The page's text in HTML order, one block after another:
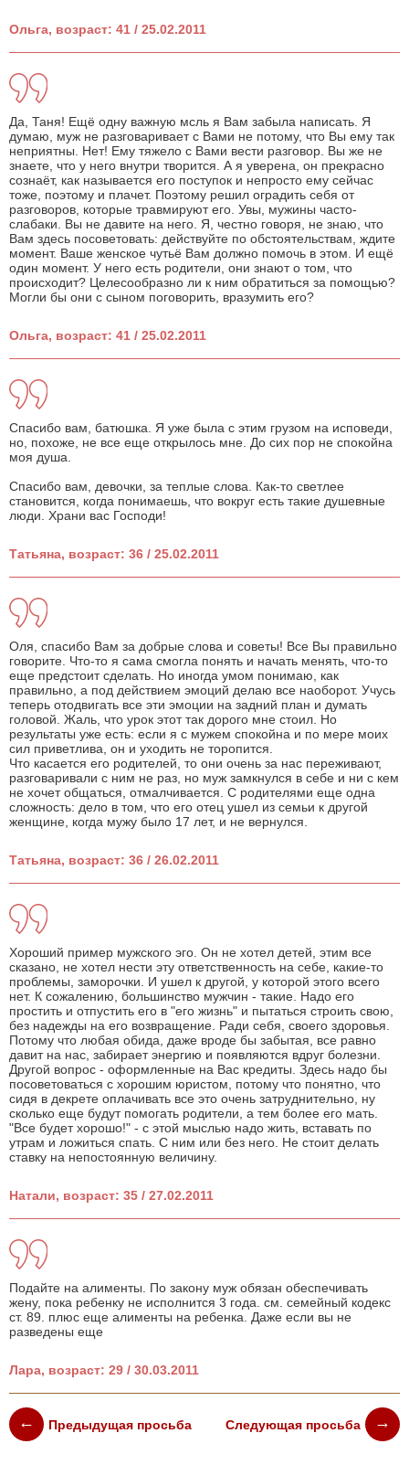
Ольга, возраст: 41 / 25.02.2011
Да, Таня! Ещё одну важную мсль я Вам забыла написать. Я
думаю, муж не разговаривает с Вами не потому, что Вы ему так
неприятны. Нет! Ему тяжело с Вами вести разговор. Вы же не
знаете, что у него внутри творится. А я уверена, он прекрасно
сознаёт, как называется его поступок и непросто ему сейчас
тоже, поэтому и плачет. Поэтому решил оградить себя от
разговоров, которые травмируют его. Увы, мужины часто-
слабаки. Вы не давите на него. Я, честно говоря, не знаю, что
Вам здесь посоветовать: действуйте по обстоятельствам, ждите
момент. Ваше женское чутьё Вам должно помочь в этом. И ещё
один момент. У него есть родители, они знают о том, что
происходит? Целесообразно ли к ним обратиться за помощью?
Могли бы они с сыном поговорить, вразумить его?
Ольга, возраст: 41 / 25.02.2011
Спасибо вам, батюшка. Я уже была с этим грузом на исповеди,
но, похоже, не все еще открылось мне. До сих пор не спокойна
моя душа.
Спасибо вам, девочки, за теплые слова. Как-то светлее
становится, когда понимаешь, что вокруг есть такие душевные
люди. Храни вас Господи!
Татьяна, возраст: 36 / 25.02.2011
Оля, спасибо Вам за добрые слова и советы! Все Вы правильно
говорите. Что-то я сама смогла понять и начать менять, что-то
еще предстоит сделать. Но иногда умом понимаю, как
правильно, а под действием эмоций делаю все наоборот. Учусь
теперь отодвигать все эти эмоции на задний план и думать
головой. Жаль, что урок этот так дорого мне стоил. Но
результаты уже есть: если я с мужем спокойна и по мере моих
сил приветлива, он и уходить не торопится.
Что касается его родителей, то они очень за нас переживают,
разговаривали с ним не раз, но муж замкнулся в себе и ни с кем
не хочет общаться, отмалчивается. С родителями еще одна
сложность: дело в том, что его отец ушел из семьи к другой
женщине, когда мужу было 17 лет, и не вернулся.
Татьяна, возраст: 36 / 26.02.2011
Хороший пример мужского эго. Он не хотел детей, этим все
сказано, не хотел нести эту ответственность на себе, какие-то
проблемы, заморочки. И ушел к другой, у которой этого всего
нет. К сожалению, большинство мужчин - такие. Надо его
простить и отпустить его в "его жизнь" и пытаться строить свою,
без надежды на его возвращение. Ради себя, своего здоровья.
Потому что любая обида, даже вроде бы забытая, все равно
давит на нас, забирает энергию и появляются вдруг болезни.
Другой вопрос - оформленные на Вас кредиты. Здесь надо бы
посоветоваться с хорошим юристом, потому что понятно, что
сидя в декрете оплачивать все это очень затруднительно, ну
сколько еще будут помогать родители, а тем более его мать.
"Все будет хорошо!" - с этой мыслью надо жить, вставать по
утрам и ложиться спать. С ним или без него. Не стоит делать
ставку на непостоянную величину.
Натали, возраст: 35 / 27.02.2011
Подайте на алименты. По закону муж обязан обеспечивать
жену, пока ребенку не исполнится 3 года. см. семейный кодекс
ст. 89. плюс еще алименты на ребенка. Даже если вы не
разведены еще
Лара, возраст: 29 / 30.03.2011
Предыдущая просьба Следующая просьба